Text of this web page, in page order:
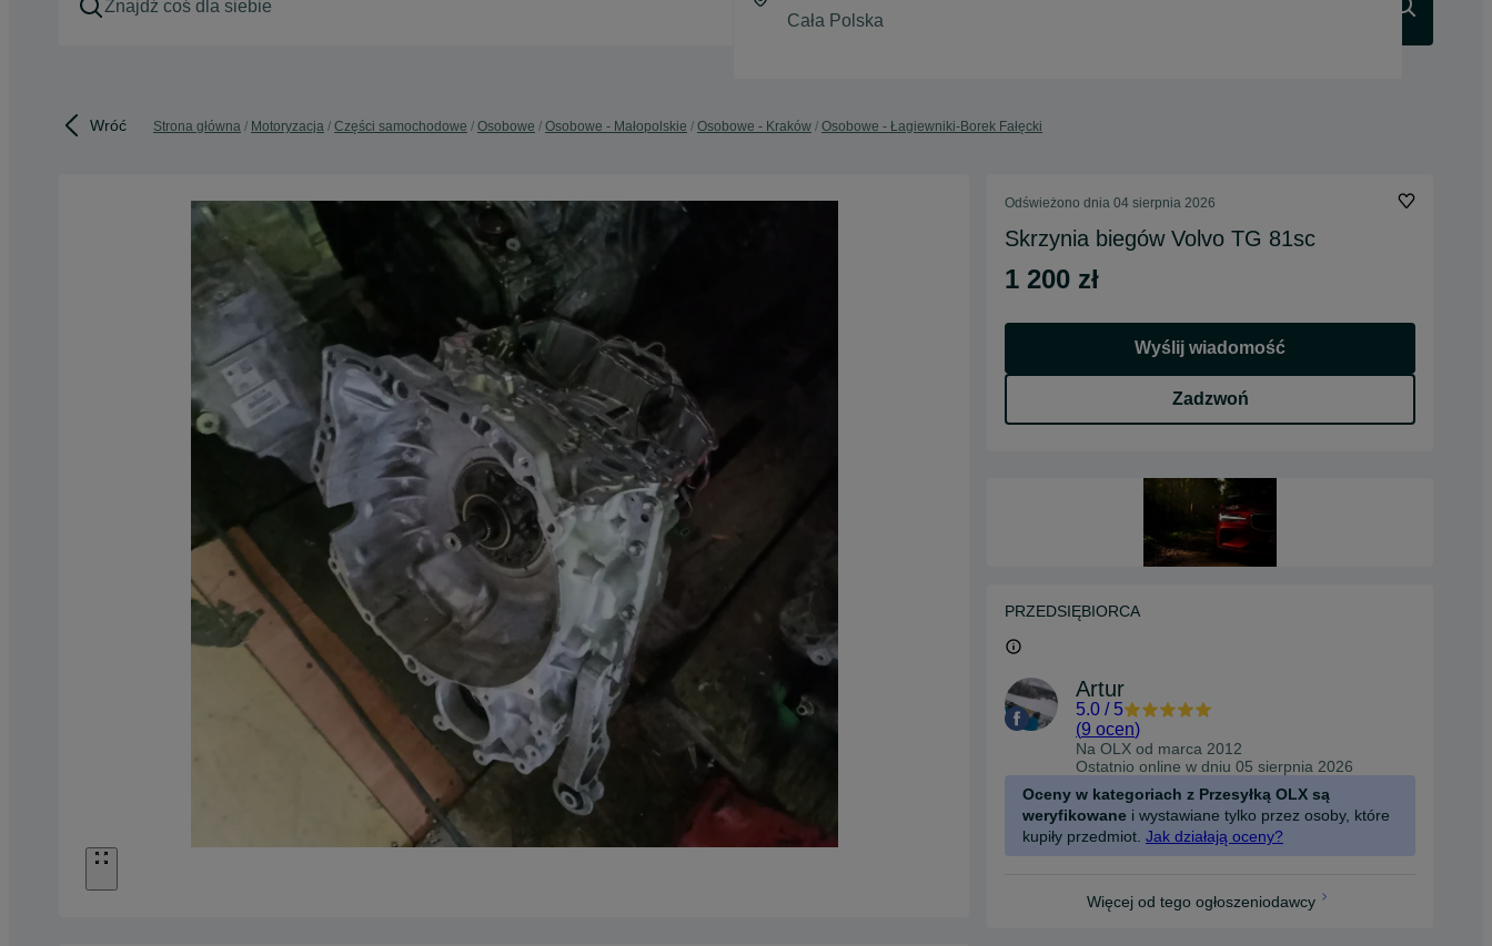
Wróć Strona główna Motoryzacja Części samochodowe Osobowe Osobowe - Małopolskie Osobowe - Kraków Osobowe - Łagiewniki-Borek Fałęcki
Odświeżono dnia 04 sierpnia 2026
Skrzynia biegów Volvo TG 81sc
1 200 zł
Wyślij wiadomość
Zadzwoń
PRZEDSIĘBIORCA
Artur
5.0 / 5
(9 ocen)
Na OLX od marca 2012
Ostatnio online w dniu 05 sierpnia 2026
Oceny w kategoriach z Przesyłką OLX są
weryfikowane i wystawiane tylko przez osoby, które
kupiły przedmiot. Jak działają oceny?
Więcej od tego ogłoszeniodawcy